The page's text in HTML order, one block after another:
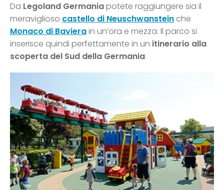
Da Legoland Germaniapotete raggiungere sia il
meraviglioso castello di Neuschwanstein che
Monaco di Bavierain un’ora e mezza. Il parco si
inserisce quindi perfettamente in un itinerario alla
scoperta del Sud della Germania.